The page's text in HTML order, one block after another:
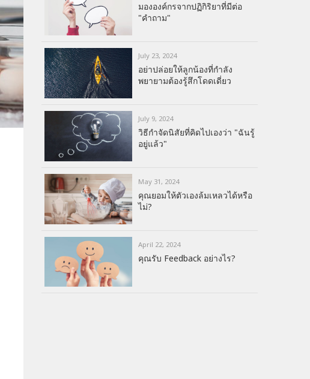
มององค์กรจากปฏิกิริยาที่มีต่อ
"คำถาม"
July 23, 2024
อย่าปล่อยให้ลูกน้องที่กำลัง
พยายามต้องรู้สึกโดดเดี่ยว
July 9, 2024
วิธีกำจัดนิสัยที่คิดไปเองว่า "ฉันรู้
อยู่แล้ว"
May 31, 2024
คุณยอมให้ตัวเองล้มเหลวได้หรือ
ไม่?
April 22, 2024
คุณรับ Feedback อย่างไร?